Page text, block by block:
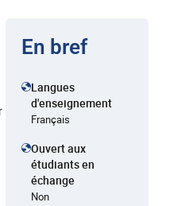
En bref
Langues
d'enseignement
Français
Ouvert aux
étudiants en
échange
Non